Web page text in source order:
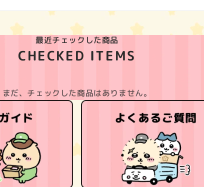
最近チェックした商品
CHECKED ITEMS
まだ、チェックした商品はありません。